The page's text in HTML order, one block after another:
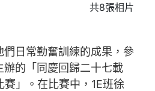
共8張相片
們日常勤奮訓練的成果，參
辦的「同慶回歸二十七載
」。在比賽中，1E班徐